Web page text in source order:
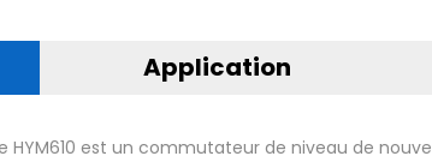
Application
est un commutateur de niveau de